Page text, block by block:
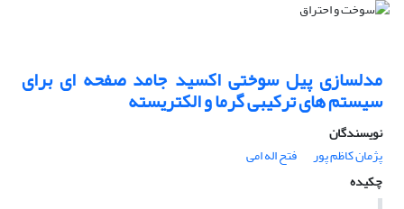
مدلسازی پیل سوختی اکسید جامد صفحه ای برای
سیستم­ های ترکیبی گرما و الکتریسته
نویسندگان
پژمان کاظم پور
فتح اله امی
چکیده